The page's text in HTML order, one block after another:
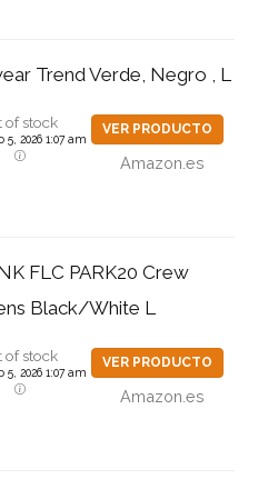
Trend Verde, Negro , L
of stock
2026 1:07 am
VER PRODUCTO
Amazon.es
FLC PARK20 Crew
Black/White L
of stock
2026 1:07 am
VER PRODUCTO
Amazon.es